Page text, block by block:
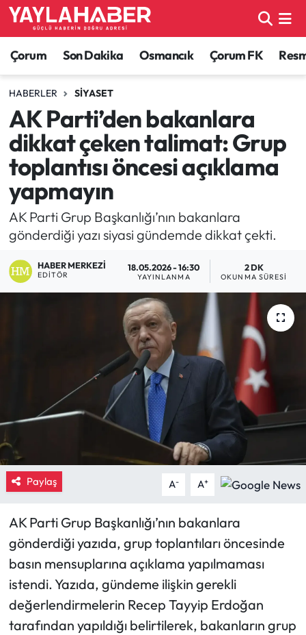
Çorum Son Dakika Osmancık Çorum FK
HABERLER SIYASET
AK Parti’den bakanlara
dikkat çeken talimat: Grup
toplantısı öncesi açıklama
yapmayın
AK Parti Grup Başkanlığı’nın bakanlara
gönderdiği yazı siyasi gündemde dikkat çekti.
HABER MERKEZI
EDITÖR
18.05.2026 - 16:30
YAYINLANMA
2 DK
OKUNMA SÜRESI
Paylaş A- A+
AK Parti Grup Başkanlığı’nın bakanlara
gönderdiği yazıda, grup toplantıları öncesinde
basın mensuplarına açıklama yapılmaması
istendi. Yazıda, gündeme ilişkin gerekli
değerlendirmelerin Recep Tayyip Erdoğan
tarafından yapıldığı belirtilerek, bakanların grup
Alaca Haberleri
Bayat Haberleri
Bilgi - Keşfet Haberleri
Bilim ve Teknoloji
Boğazkale Haberleri
Çorum Haberleri
Çorum Son Dakika Haberleri
Dodurga Haberleri
Güncel
Kargı Haberleri
Kültür Sanat
Laçin Haberleri
Magazin
Çorum Nöbetçi Eczaneler
Çorum Hava Durumu
Çorum Namaz Vakitleri
Çorum Trafik Yoğunluk Haritası
TFF 1.Lig Puan Durumu ve Fikstür
Tüm Manşetler
Son Dakika Haberleri
Haber Arşivi